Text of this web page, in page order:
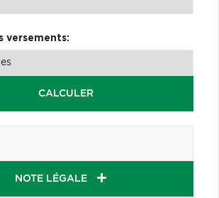
versements:
CALCULER
NOTE LÉGALE